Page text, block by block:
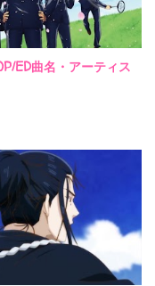
ED曲名・アーティス